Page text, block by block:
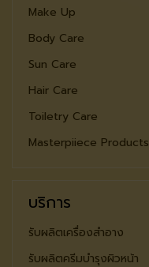
Make Up
Body Care
Sun Care
Hair Care
Toiletry Care
Masterpiiece Products
บริการ
รับผลิตเครื่องสำอาง
รับผลิตครีมบำรุงผิวหน้า